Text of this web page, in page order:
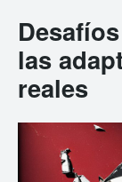
las
reales